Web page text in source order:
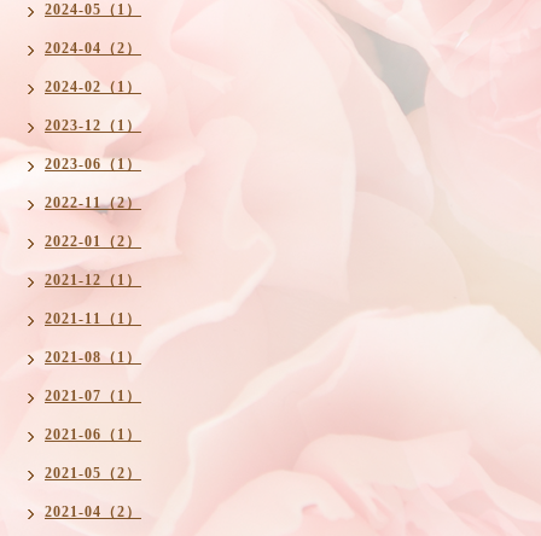
2024-05（1）
2024-04（2）
2024-02（1）
2023-12（1）
2023-06（1）
2022-11（2）
2022-01（2）
2021-12（1）
2021-11（1）
2021-08（1）
2021-07（1）
2021-06（1）
2021-05（2）
2021-04（2）